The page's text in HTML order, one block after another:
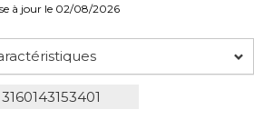
à jour le 02/08/2026
3160143153401